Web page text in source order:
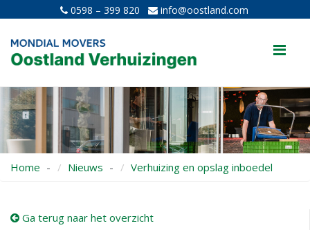
0598 – 399 820 info@oostland.com
Home Nieuws Verhuizing en opslag inboedel
Ga terug naar het overzicht